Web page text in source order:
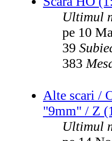
Ultimul
pe 10
39
383
Alte scari /
"9mm" / Z
Ultimul